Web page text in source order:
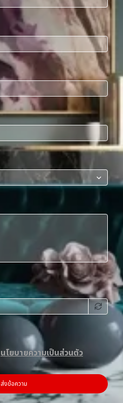
นโยบายความเป็นส่วนตัว
ส่งข้อความ